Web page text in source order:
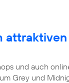
und auch
Grey und